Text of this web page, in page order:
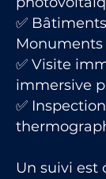
✅
✅ Visite
immersive
✅
Un suivi est